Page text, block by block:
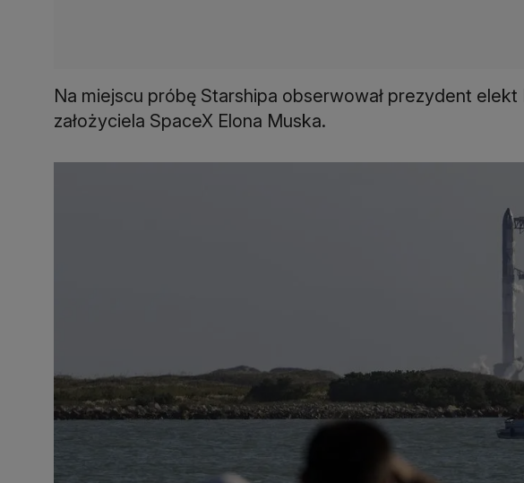
Na miejscu próbę Starshipa obserwował prezydent
założyciela SpaceX Elona Muska.